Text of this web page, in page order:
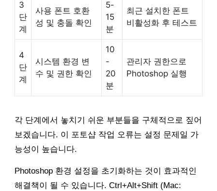
3
단
계
사용 폰트 호환
성 및 충돌 확인
5-
15
분
최근 설치한 폰트
비활성화 후 테스트
4
단
계
시스템 환경 변
수 및 권한 확인
10
-
20
분
관리자 권한으로
Photoshop 실행
각 단계에서 놓치기 쉬운 부분들을 구체적으로 짚어
보겠습니다. 이 포토샵 작업 오류는 설정 문제일 가
능성이 높습니다.
Photoshop 환경 설정을 초기화하는 것이 효과적인
해결책이 될 수 있습니다. Ctrl+Alt+Shift (Mac: